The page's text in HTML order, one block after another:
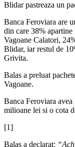
Blidar pastreaza un
Banca Feroviara are
din care 38%
Vagoane Calatori,
Blidar, iar restul de
Grivita.
Balas a preluat
Vagoane.
Banca Feroviara
milioane lei si o cota
[1]
Balas a declarat: